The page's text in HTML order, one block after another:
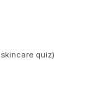
quiz)